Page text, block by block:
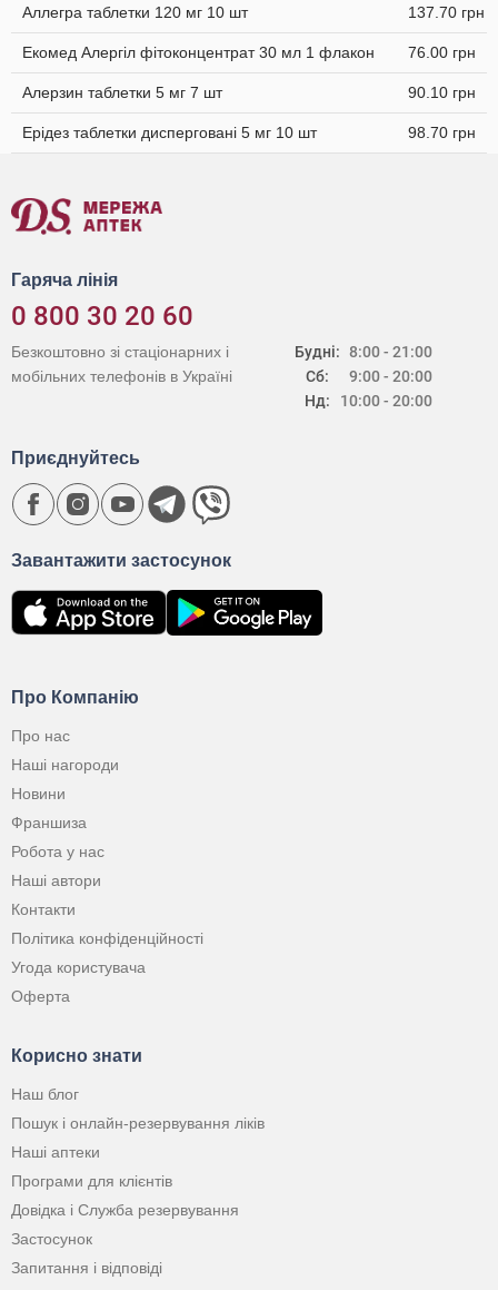
Аллегра таблетки 120 мг 10 шт 137.70 грн
Екомед Алергіл фітоконцентрат 30 мл 1 флакон 76.00 грн
Алерзин таблетки 5 мг 7 шт 90.10 грн
Ерідез таблетки дисперговані 5 мг 10 шт 98.70 грн
Гаряча лінія
0 800 30 20 60
Будні:
Сб:
Нд:
8:00 - 21:00
9:00 - 20:00
10:00 - 20:00
Безкоштовно зі стаціонарних і
мобільних телефонів в Україні
Про Компанію
Про нас
Наші нагороди
Новини
Франшиза
Робота у нас
Наші автори
Контакти
Політика конфіденційності
Угода користувача
Оферта
Корисно знати
Наш блог
Пошук і онлайн-резервування ліків
Наші аптеки
Програми для клієнтів
Довідка і Служба резервування
Застосунок
Запитання і відповіді
Завантажити застосунок
Приєднуйтесь